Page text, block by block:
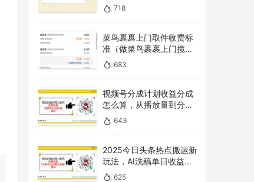
718
菜鸟裹裹上门取件收费标
准（做菜鸟裹裹上门揽件
的看过来）
683
视频号分成计划收益分成
怎么算，从播放量到分成
的全解读
643
2025今日头条热点搬运新
玩法，AI洗稿单日收益
300+技巧
625